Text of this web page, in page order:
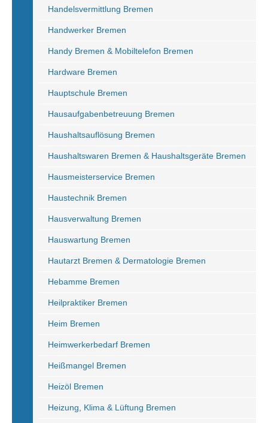
Handelsvermittlung Bremen
Handwerker Bremen
Handy Bremen & Mobiltelefon Bremen
Hardware Bremen
Hauptschule Bremen
Hausaufgabenbetreuung Bremen
Haushaltsauflösung Bremen
Haushaltswaren Bremen & Haushaltsgeräte Bremen
Hausmeisterservice Bremen
Haustechnik Bremen
Hausverwaltung Bremen
Hauswartung Bremen
Hautarzt Bremen & Dermatologie Bremen
Hebamme Bremen
Heilpraktiker Bremen
Heim Bremen
Heimwerkerbedarf Bremen
Heißmangel Bremen
Heizöl Bremen
Heizung, Klima & Lüftung Bremen